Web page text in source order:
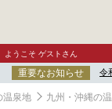
ようこそ ゲストさん
重要なお知らせ 令
温泉地 九州・沖縄の